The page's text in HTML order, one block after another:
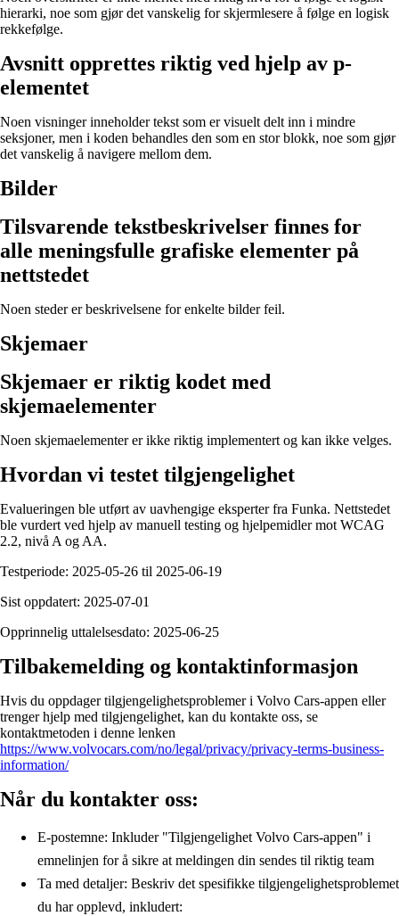
hierarki, noe som gjør det vanskelig for skjermlesere å følge en logisk
rekkefølge.
Avsnitt opprettes riktig ved hjelp av p-
elementet
Noen visninger inneholder tekst som er visuelt delt inn i mindre
seksjoner, men i koden behandles den som en stor blokk, noe som gjør
det vanskelig å navigere mellom dem.
Bilder
Tilsvarende tekstbeskrivelser finnes for
alle meningsfulle grafiske elementer på
nettstedet
Noen steder er beskrivelsene for enkelte bilder feil.
Skjemaer
Skjemaer er riktig kodet med
skjemaelementer
Noen skjemaelementer er ikke riktig implementert og kan ikke velges.
Hvordan vi testet tilgjengelighet
Evalueringen ble utført av uavhengige eksperter fra Funka. Nettstedet
ble vurdert ved hjelp av manuell testing og hjelpemidler mot WCAG
2.2, nivå A og AA.
Testperiode: 2025-05-26 til 2025-06-19
Sist oppdatert: 2025-07-01
Opprinnelig uttalelsesdato: 2025-06-25
Tilbakemelding og kontaktinformasjon
Hvis du oppdager tilgjengelighetsproblemer i Volvo Cars-appen eller
trenger hjelp med tilgjengelighet, kan du kontakte oss, se
kontaktmetoden i denne lenken
https://www.volvocars.com/no/legal/privacy/privacy-terms-business-
information/
Når du kontakter oss:
E-postemne: Inkluder "Tilgjengelighet Volvo Cars-appen" i
emnelinjen for å sikre at meldingen din sendes til riktig team
Ta med detaljer: Beskriv det spesifikke tilgjengelighetsproblemet
du har opplevd, inkludert: